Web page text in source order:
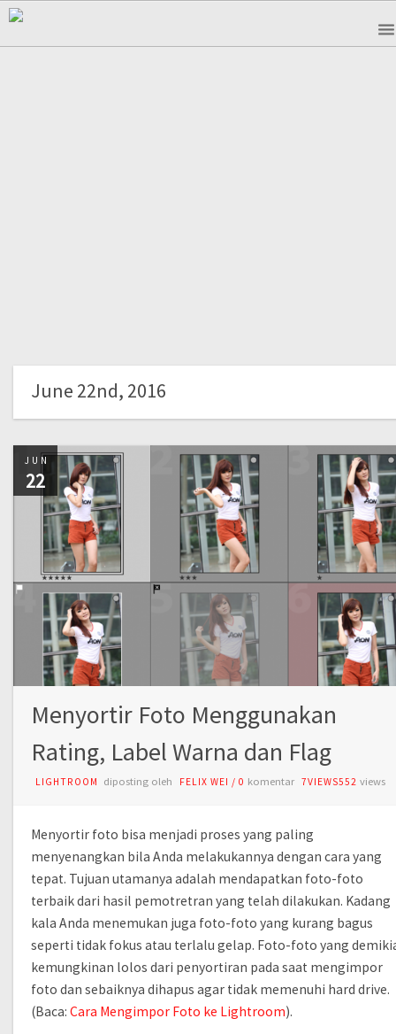
June 22nd, 2016
JUN
22
Menyortir Foto Menggunakan
Rating, Label Warna dan Flag
LIGHTROOM diposting oleh FELIX WEI / 0 komentar 7VIEWS552 views
Menyortir foto bisa menjadi proses yang paling
menyenangkan bila Anda melakukannya dengan cara yang
tepat. Tujuan utamanya adalah mendapatkan foto-foto
terbaik dari hasil pemotretran yang telah dilakukan. Kadang
kala Anda menemukan juga foto-foto yang kurang bagus
seperti tidak fokus atau terlalu gelap. Foto-foto yang
kemungkinan lolos dari penyortiran pada saat mengimpor
foto dan sebaiknya dihapus agar tidak memenuhi hard drive.
(Baca: Cara Mengimpor Foto ke Lightroom).